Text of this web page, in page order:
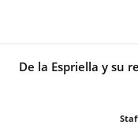
De la Espriella y su